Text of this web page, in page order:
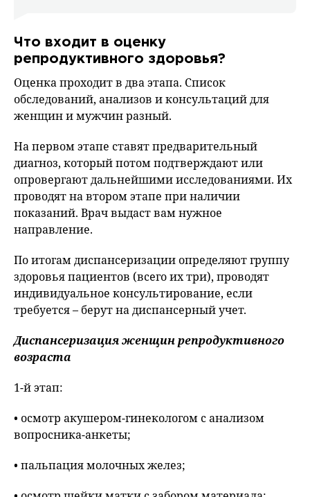
Что входит в оценку
репродуктивного здоровья?
Оценка проходит в два этапа. Список
обследований, анализов и консультаций для
женщин и мужчин разный.
На первом этапе ставят предварительный
диагноз, который потом подтверждают или
опровергают дальнейшими исследованиями. Их
проводят на втором этапе при наличии
показаний. Врач выдаст вам нужное
направление.
По итогам диспансеризации определяют группу
здоровья пациентов (всего их три), проводят
индивидуальное консультирование, если
требуется – берут на диспансерный учет.
Диспансеризация женщин репродуктивного
возраста
1-й этап:
• осмотр акушером-гинекологом с анализом
вопросника-анкеты;
• пальпация молочных желез;